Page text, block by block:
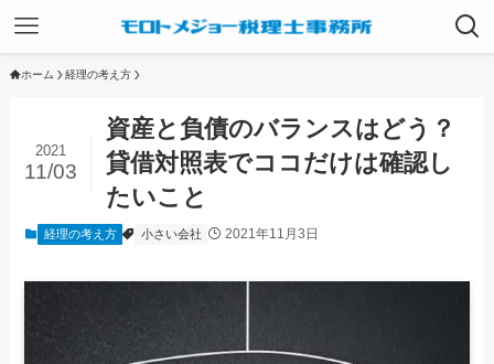
ホーム 経理の考え方
資産と負債のバランスはどう？
貸借対照表でココだけは確認し
たいこと
2021
11/03
経理の考え方 小さい会社 2021年11月3日